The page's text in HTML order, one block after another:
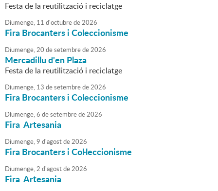
Festa de la reutilització i reciclatge
Diumenge, 11 d'octubrede2026
Fira Brocanters i Coleccionisme
Diumenge,20 desetembrede2026
Mercadillu d'en Plaza
Festa de la reutilització i reciclatge
Diumenge, 13 desetembrede2026
Fira Brocanters i Coleccionisme
Diumenge,6 desetembrede2026
Fira Artesania
Diumenge,9 d'agostde2026
Fira Brocanters i Col·leccionisme
Diumenge,2 d'agostde2026
Fira Artesania